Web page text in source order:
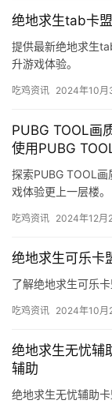
绝地求生tab卡
提供最新绝地求生
升游戏体验。
吃鸡资讯 2024年10月
PUBG TOOL画
使用PUBG
探索PUBG TOOL
戏体验更上一层楼。
吃鸡资讯 2024年12月
绝地求生可乐卡
了解绝地求生可乐
吃鸡资讯 2024年10月
绝地求生无忧辅
辅助
绝地求生无忧辅助